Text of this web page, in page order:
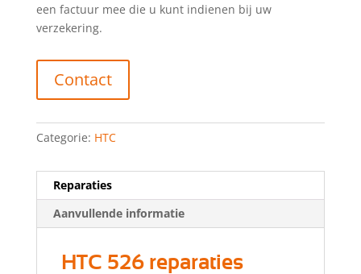
een factuur mee die u kunt indienen bij uw
verzekering.
Contact
Categorie: HTC
Reparaties
Aanvullende informatie
HTC 526 reparaties